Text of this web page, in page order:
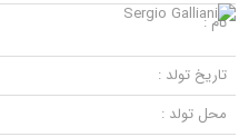
نام :
تاریخ تولد :
محل تولد :